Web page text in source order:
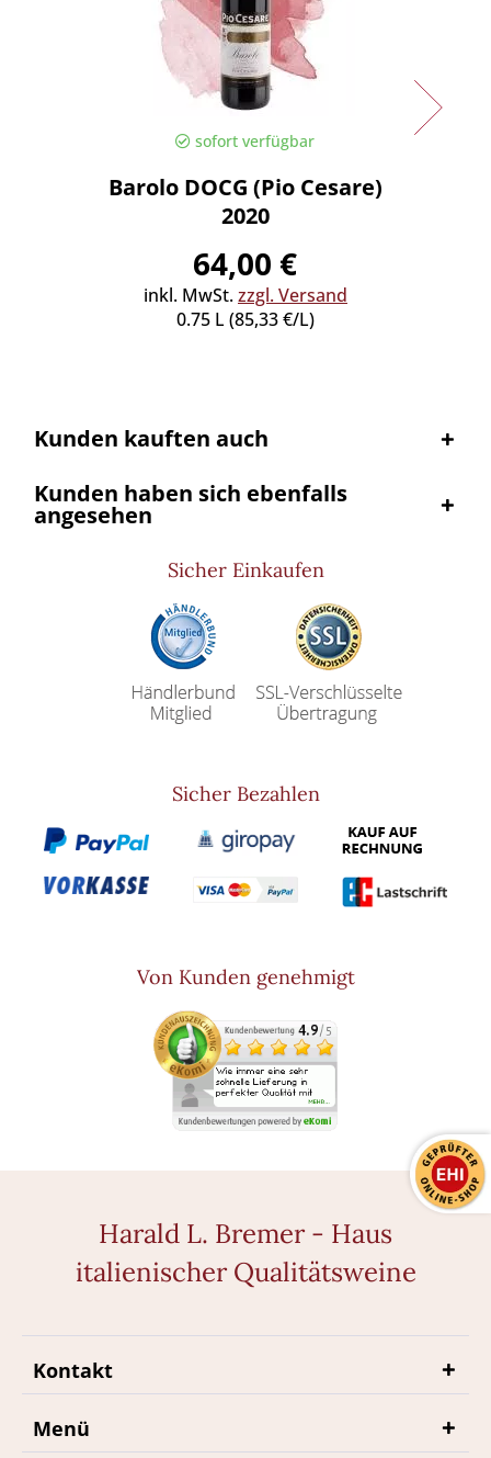
sofort verfügbar
Barolo DOCG (Pio Cesare)
2020
64,00 €
inkl. MwSt.zzgl. Versand
0.75 L (85,33 €/L)
Kunden kauften auch
Kunden haben sich ebenfalls
angesehen
Sicher Einkaufen
Sicher Bezahlen
Von Kunden genehmigt
Harald L. Bremer - Haus
italienischer Qualitätsweine
Kontakt
Menü